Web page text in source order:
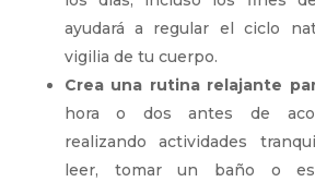
ayudará a regular el ciclo
vigilia de tu cuerpo.
Crea una rutina relajante
hora o dos antes de
realizando actividades
leer, tomar un baño o